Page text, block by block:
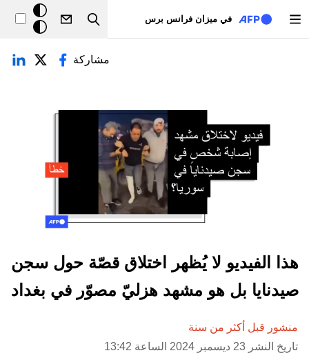
في ميزان فرانس برس
Search
خلفيّة
داكنة
التبويبات الأساسية
مشاركة
هذا الفيديو لا يُظهر اختلاق قصّة حول سجن
صيدنايا بل هو مشهد هزليّ مصوّر في بغداد
منشور قبل أكثر من سنة
تاريخ النشر 23 ديسمبر 2024 الساعة 13:42